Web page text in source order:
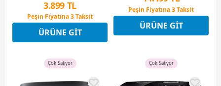
3.899 TL
Peşin Fiyatına 3 Taksit
9 Ay x 541 TL taksitle
Peşin Fiyatına 3 Taksit
ÜRÜNE GIT
Peşin Fiyatına 3 Taksit
9 Ay x 2.013 TL taksitle
Peşin Fiyatına 3 Taksit
ÜRÜNE GIT
Çok Satıyor Çok Satıyor